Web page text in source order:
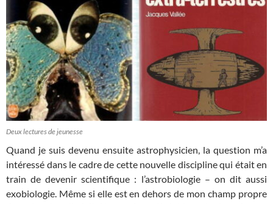
Deux lectures de jeunesse
Quand je suis devenu ensuite astrophysicien, la question m’a
intéressé dans le cadre de cette nouvelle discipline qui était en
train de devenir scientifique : l’astrobiologie – on dit aussi
exobiologie. Même si elle est en dehors de mon champ propre